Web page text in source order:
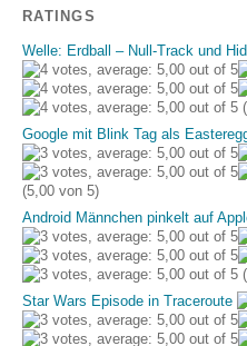
RATINGS
Welle: Erdball – Null-Track und
Google mit Blink Tag als
(5,00 von 5)
Android Männchen pinkelt auf
Star Wars Episode in Traceroute